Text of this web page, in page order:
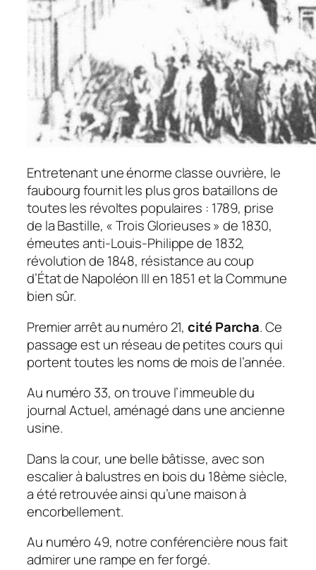
Entretenant une énorme classe ouvrière, le
faubourg fournit les plus gros bataillons de
toutes les révoltes populaires : 1789, prise
de la Bastille, « Trois Glorieuses » de 1830,
émeutes anti-Louis-Philippe de 1832,
révolution de 1848, résistance au coup
d’État de Napoléon III en 1851 et la Commune
bien sûr.
Premier arrêt au numéro 21,cité Parcha. Ce
passage est un réseau de petites cours qui
portent toutes les noms de mois de l’année.
Au numéro 33, on trouve l’immeuble du
journal Actuel, aménagé dans une ancienne
usine.
Dans la cour, une belle bâtisse, avec son
escalier à balustres en bois du 18ème siècle,
a été retrouvée ainsi qu’une maison à
encorbellement.
Au numéro 49, notre conférencière nous fait
admirer une rampe en fer forgé.